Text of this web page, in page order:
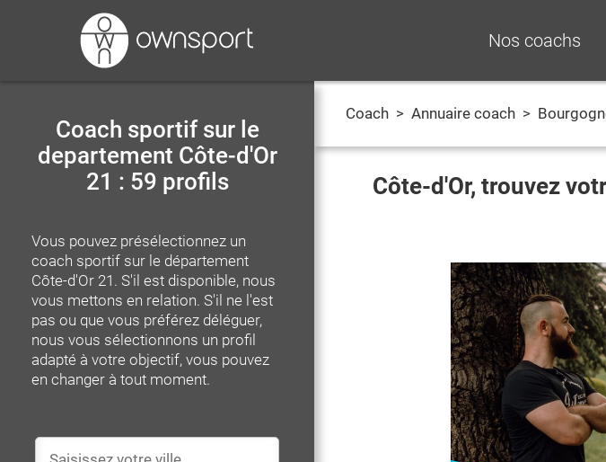
Nos coachs
Coach sportif sur le
departement Côte-d'Or
21 : 59 profils
Vous pouvez présélectionnez un
coach sportif sur le département
Côte-d'Or 21 . S'il est disponible, nous
vous mettons en relation. S'il ne l'est
pas ou que vous préférez déléguer,
nous vous sélectionnons un profil
adapté à votre objectif, vous pouvez
en changer à tout moment.
Coach > Annuaire coach >
Côte-d'Or, trouvez